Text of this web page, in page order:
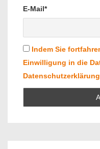
E-Mail*
Indem Sie
Einwilligung in die